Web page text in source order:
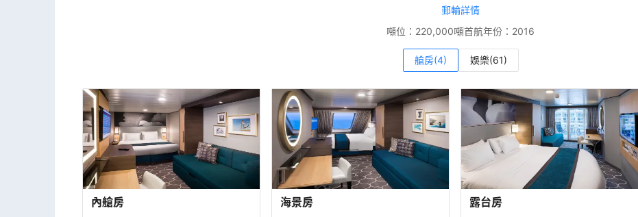
郵輪詳情
噸位： 220,000噸首航年份： 2016
艙房(4) 娛樂(61)
內艙房 海景房 露台房